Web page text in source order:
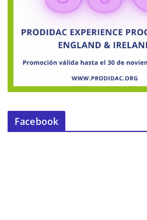
Facebook